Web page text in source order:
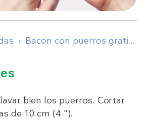
Bacon con puerros gratinados
bien los puerros. Cortar
de 10 cm (4 ").